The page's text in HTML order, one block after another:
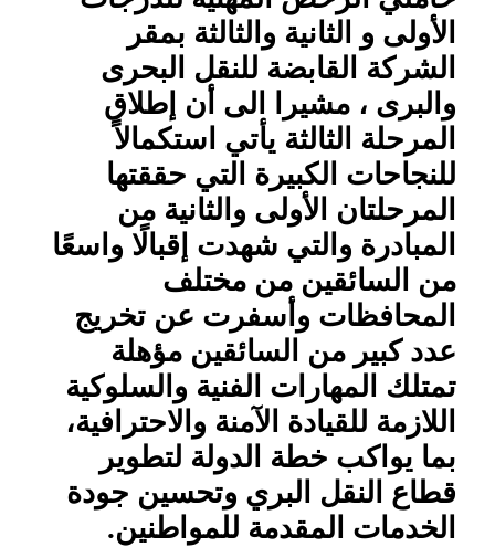
الأولى و الثانية والثالثة بمقر
الشركة القابضة للنقل البحرى
والبرى ، مشيرا الى أن إطلاق
المرحلة الثالثة يأتي استكمالاً
للنجاحات الكبيرة التي حققتها
المرحلتان الأولى والثانية من
المبادرة والتي شهدت إقبالًا واسعًا
من السائقين من مختلف
المحافظات وأسفرت عن تخريج
عدد كبير من السائقين مؤهلة
تمتلك المهارات الفنية والسلوكية
اللازمة للقيادة الآمنة والاحترافية،
بما يواكب خطة الدولة لتطوير
قطاع النقل البري وتحسين جودة
الخدمات المقدمة للمواطنين.